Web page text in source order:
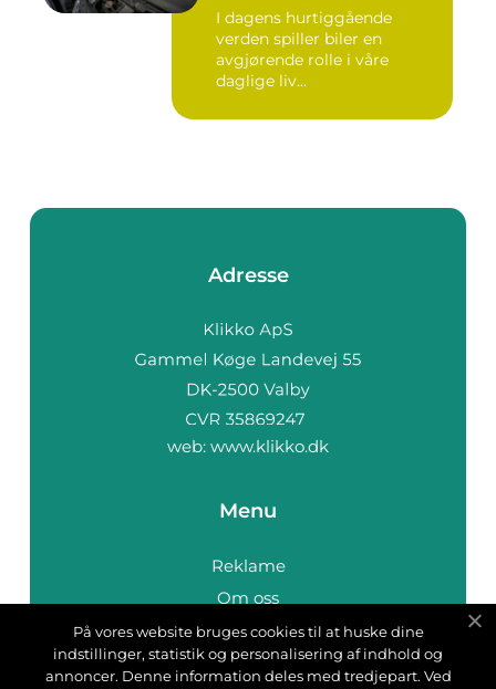
I dagens hurtiggående
verden spiller biler en
avgjørende rolle i våre
daglige liv...
Adresse
web: www.klikko.dk
Menu
Reklame
Om oss
Cookies
Kontakt Oss
På vores website bruges cookies til at huske dine
indstillinger, statistik og personalisering af indhold og
annoncer. Denne information deles med tredjepart. Ved